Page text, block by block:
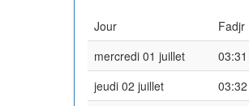
Jour Fadjr
mercredi 01 juillet
03:31
jeudi 02 juillet
03:32